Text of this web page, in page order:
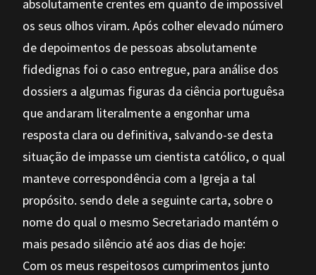
absolutamente crentes em quanto de impossível
os seus olhos viram. Após colher elevado número
de depoimentos de pessoas absolutamente
fidedignas foi o caso entregue, para análise dos
dossiers a algumas figuras da ciência portuguêsa
que andaram literalmente a engonhar uma
resposta clara ou definitiva, salvando-se desta
situação de impasse um cientista católico, o qual
manteve correspondência com a Igreja a tal
propósito. sendo dele a seguinte carta, sobre o
nome do qual o mesmo Secretariado mantém o
mais pesado silêncio até aos dias de hoje:
Com os meus respeitosos cumprimentos junto